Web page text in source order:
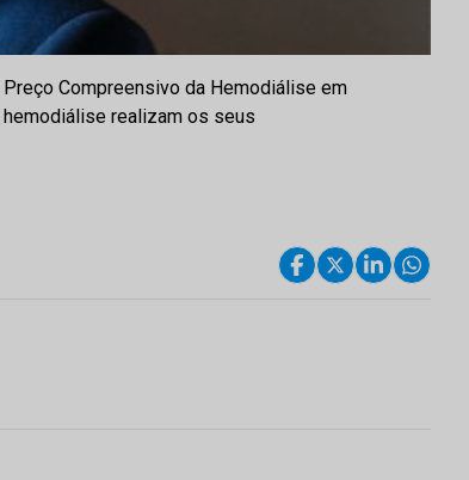
Compreensivo da Hemodiálise em
hemodiálise realizam os seus